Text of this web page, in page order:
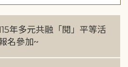
年多元共融「閱」平等活
名參加~